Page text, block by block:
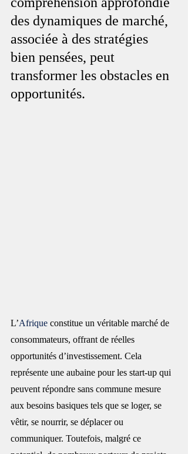
des dynamiques de marché,
associée à des stratégies
bien pensées, peut
transformer les obstacles en
opportunités.
L’Afrique constitue un véritable marché de
consommateurs, offrant de réelles
opportunités d’investissement. Cela
représente une aubaine pour les start-up qui
peuvent répondre sans commune mesure
aux besoins basiques tels que se loger, se
vêtir, se nourrir, se déplacer ou
communiquer. Toutefois, malgré ce